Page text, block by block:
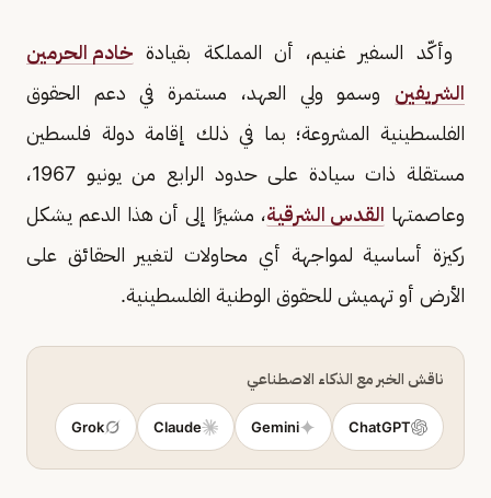
وأكّد السفير غنيم، أن المملكة بقيادة خادم الحرمين
الشريفين وسمو ولي العهد، مستمرة في دعم الحقوق
الفلسطينية المشروعة؛ بما في ذلك إقامة دولة فلسطين
مستقلة ذات سيادة على حدود الرابع من يونيو 1967،
وعاصمتها القدس الشرقية، مشيرًا إلى أن هذا الدعم يشكل
ركيزة أساسية لمواجهة أي محاولات لتغيير الحقائق على
الأرض أو تهميش للحقوق الوطنية الفلسطينية.
ناقش الخبر مع الذكاء الاصطناعي
ChatGPT
Gemini
Claude
Grok